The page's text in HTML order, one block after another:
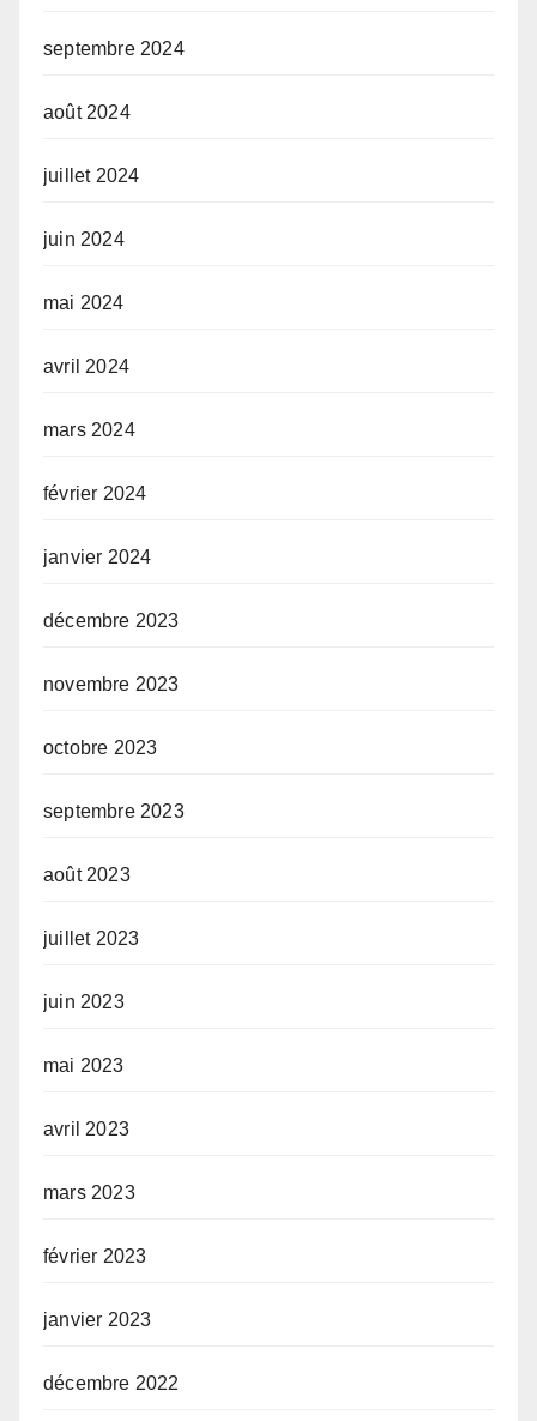
septembre 2024
août 2024
juillet 2024
juin 2024
mai 2024
avril 2024
mars 2024
février 2024
janvier 2024
décembre 2023
novembre 2023
octobre 2023
septembre 2023
août 2023
juillet 2023
juin 2023
mai 2023
avril 2023
mars 2023
février 2023
janvier 2023
décembre 2022